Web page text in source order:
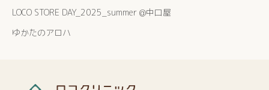
LOCO STORE DAY_2025_summer @中口屋
ゆかたのアロハ